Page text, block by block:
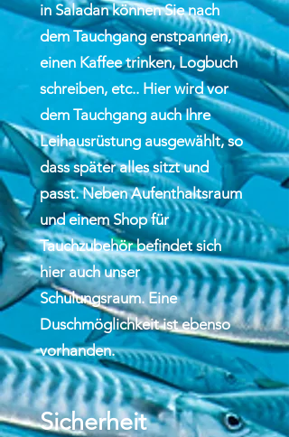
in Saladan können Sie nach
dem Tauchgang enstpannen,
einen Kaffee trinken, Logbuch
schreiben, etc.. Hier wird vor
dem Tauchgang auch Ihre
Leihausrüstung ausgewählt, so
dass später alles sitzt und
passt. Neben Aufenthaltsraum
und einem Shop für
Tauchzubehör befindet sich
hier auch unser
Schulungsraum. Eine
Duschmöglichkeit ist ebenso
vorhanden.
Sicherheit